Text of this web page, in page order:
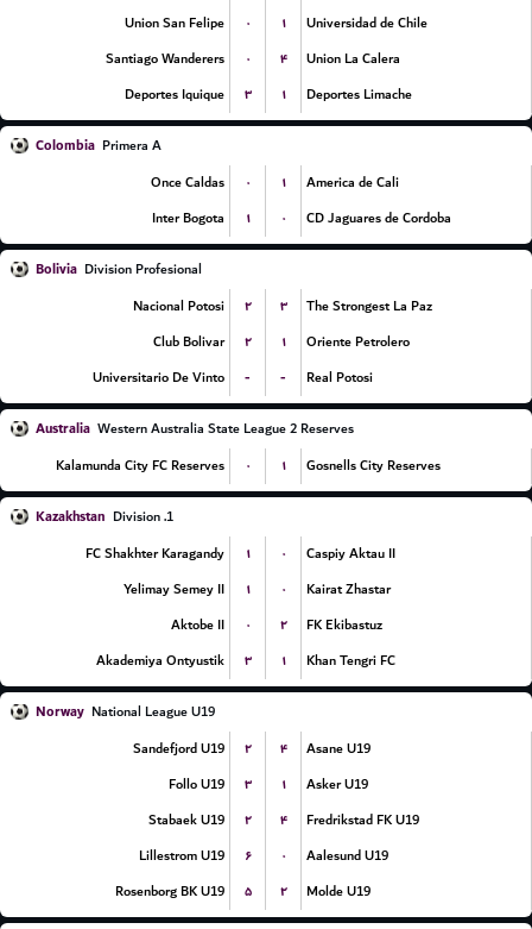
Union San Felipe ۰ ۱
Universidad de Chile
Santiago Wanderers
۰ ۴
Union La Calera
Deportes Iquique
۳ ۱ Deportes Limache
Colombia Primera A
Once Caldas
۰ ۱
America de Cali
Inter Bogota
۱ ۰ CD Jaguares de Cordoba
Bolivia Division Profesional
Nacional Potosi
۲ ۳
The Strongest La Paz
Club Bolivar
۲ ۱
Oriente Petrolero
Universitario De Vinto
- - Real Potosi
Australia Western Australia State League 2 Reserves
Kalamunda City FC Reserves
۰ ۱ Gosnells City Reserves
Kazakhstan
1. Division
FC Shakhter Karagandy
۱ ۰
Caspiy Aktau II
Yelimay Semey II
۱ ۰
Kairat Zhastar
Aktobe II
۰ ۲
FK Ekibastuz
Akademiya Ontyustik
۳ ۱ Khan Tengri FC
Norway National League U19
Sandefjord U19
۲ ۴
Asane U19
Follo U19
۳ ۱
Asker U19
Stabaek U19
۲ ۴
Fredrikstad FK U19
Lillestrom U19
۶ ۰
Aalesund U19
Rosenborg BK U19
۵ ۲ Molde U19